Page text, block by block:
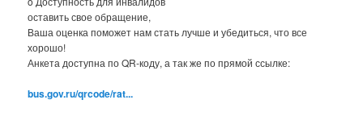
оставить свое обращение,
Ваша оценка поможет нам стать лучше и убедиться, что все
хорошо!
Анкета доступна по QR-коду, а так же по прямой ссылке:
bus.gov.ru/qrcode/rat...